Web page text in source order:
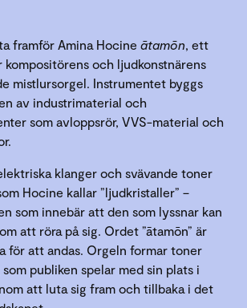
framför Amina Hocine ātamōn, ett
kompositörens och ljudkonstnärens
mistlursorgel. Instrumentet byggs
av industrimaterial och
som avloppsrör, VVS-material och
klanger och svävande toner
Hocine kallar ”ljudkristaller” –
som innebär att den som lyssnar kan
att röra på sig. Ordet ”ātamōn” är
för att andas. Orgeln formar toner
publiken spelar med sin plats i
att luta sig fram och tillbaka i det